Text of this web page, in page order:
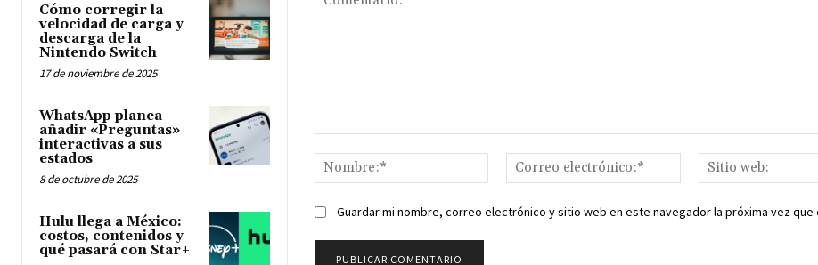
Cómo corregir la
velocidad de carga y
descarga de la
Nintendo Switch
17 de noviembre de 2025
WhatsApp planea
añadir «Preguntas»
interactivas a sus
estados
8 de octubre de 2025
Hulu llega a México:
costos, contenidos y
qué pasará con Star+
Nombre:*
Correo
electrónico:*
Guardar mi nombre, correo electrónico y sitio web en este navegador la próxima vez que